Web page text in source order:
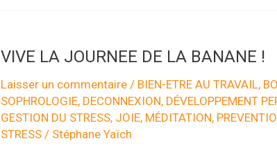
MÉTAPHORE
DU
VERRE
D’EAU
VIVE LA JOURNEE DE LA BANANE !
Laisser un commentaire / BIEN-ETRE AU TRAVAIL,
SOPHROLOGIE, DECONNEXION, DÉVELOPPEMENT
GESTION DU STRESS, JOIE, MÉDITATION,
STRESS/ Stéphane Yaïch